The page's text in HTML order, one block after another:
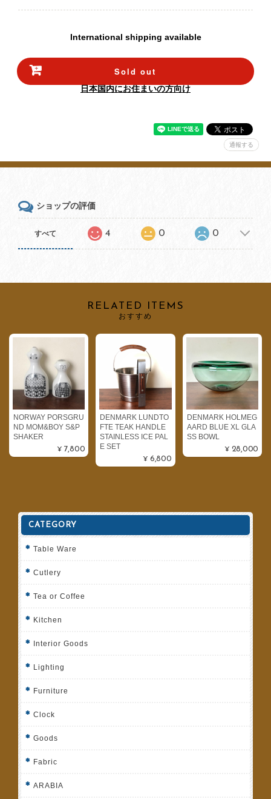
International shipping available
Sold out
日本国内にお住まいの方向け
通報する
ショップの評価
すべて 4 0 0
RELATED ITEMS
おすすめ
NORWAY PORSGRU
ND MOM&BOY S&P
SHAKER
¥7,800
DENMARK LUNDTO
FTE TEAK HANDLE
STAINLESS ICE PAL
E SET
¥6,800
DENMARK HOLMEG
AARD BLUE XL GLA
SS BOWL
¥28,000
CATEGORY
Table Ware
Cutlery
Tea or Coffee
Kitchen
Interior Goods
Lighting
Furniture
Clock
Goods
Fabric
ARABIA